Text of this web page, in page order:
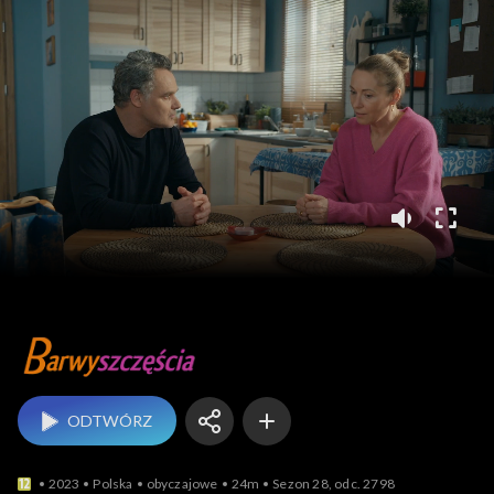
Barwy szczęścia
ODTWÓRZ
2023 Polska obyczajowe 24m Sezon 28, odc. 2798